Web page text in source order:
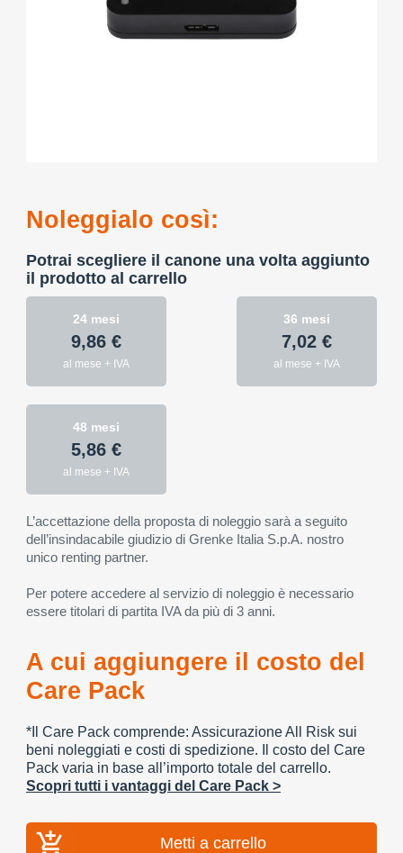
Noleggialo così:
Potrai scegliere il canone una volta aggiunto
il prodotto al carrello
24 mesi
9,86 €
al mese + IVA
36 mesi
7,02 €
al mese + IVA
48 mesi
5,86 €
al mese + IVA
L’accettazione della proposta di noleggio sarà a seguito
dell’insindacabile giudizio di Grenke Italia S.p.A. nostro
unico renting partner.
Per potere accedere al servizio di noleggio è necessario
essere titolari di partita IVA da più di 3 anni.
A cui aggiungere il costo del
Care Pack
*Il Care Pack comprende: Assicurazione All Risk sui
beni noleggiati e costi di spedizione. Il costo del Care
Pack varia in base all’importo totale del carrello.
Scopri tutti i vantaggi del Care Pack >
Metti a carrello